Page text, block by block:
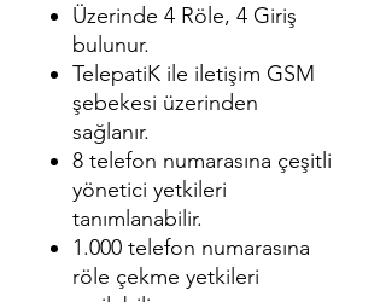
Üzerinde 4 Röle, 4 Giriş
bulunur.
TelepatiK ile iletişim GSM
şebekesi üzerinden
sağlanır.
8 telefon numarasına çeşitli
yönetici yetkileri
tanımlanabilir.
1.000 telefon numarasına
röle çekme yetkileri